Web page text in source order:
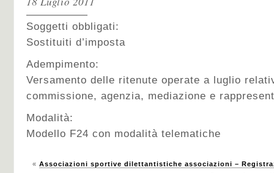
Soggetti obbligati:
Sostituiti d’imposta
Adempimento:
Versamento delle ritenute operate a luglio
commissione, agenzia, mediazione e
Modalità:
Modello F24 con modalità telematiche
« Associazioni sportive dilettantistiche associazioni –